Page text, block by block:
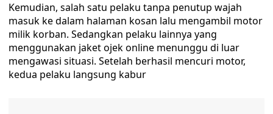
Kemudian, salah satu pelaku tanpa penutup wajah
masuk ke dalam halaman kosan lalu mengambil motor
milik korban. Sedangkan pelaku lainnya yang
menggunakan jaket ojek online menunggu di luar
mengawasi situasi. Setelah berhasil mencuri motor,
kedua pelaku langsung kabur